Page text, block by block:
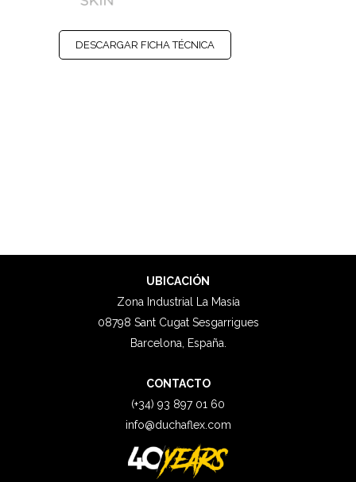
DESCARGAR FICHA TÉCNICA
UBICACIÓN
Zona Industrial La Masía
08798 Sant Cugat Sesgarrigues
Barcelona, España.
CONTACTO
(+34) 93 897 01 60
info@duchaflex.com